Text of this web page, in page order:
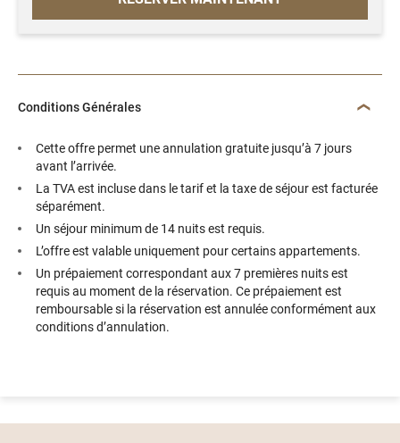
Conditions Générales
Cette offre permet une annulation gratuite jusqu’à 7 jours
avant l’arrivée.
La TVA est incluse dans le tarif et la taxe de séjour est facturée
séparément.
Un séjour minimum de 14 nuits est requis.
L’offre est valable uniquement pour certains appartements.
Un prépaiement correspondant aux 7 premières nuits est
requis au moment de la réservation. Ce prépaiement est
remboursable si la réservation est annulée conformément aux
conditions d’annulation.